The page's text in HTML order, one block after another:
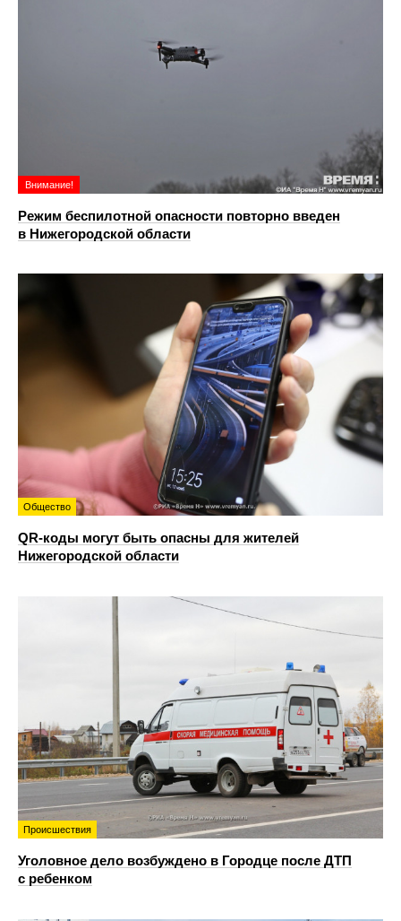
Внимание!
Режим беспилотной опасности повторно введен
в Нижегородской области
Общество
QR-коды могут быть опасны для жителей
Нижегородской области
Происшествия
Уголовное дело возбуждено в Городце после ДТП
с ребенком